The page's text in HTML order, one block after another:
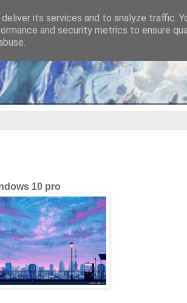
10 pro
its services and to analyze traffic.
and security metrics to ensure